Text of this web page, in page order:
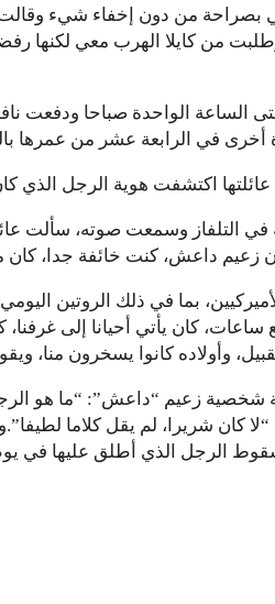
من دون إخفاء شيء وقالت
وطلبت من كايلا الهرب معي
الساعة الواحدة صباحا ودفعت
أخرى في الرابعة عشر من عمرها
اكتشفت هوية الرجل الذي
في التلفاز وسمعت صوته، سألت
كان زعيم داعش، كنت خائفة جدا،
بما في ذلك الروتين
كان يأتي أحيانا إلى غرفنا،
وأولاده كانوا يسخرون منا،
شخصية زعيم “داعش”: “ما هو
كان شريرا، لم يقل كلاما
الرجل الذي أطلق عليها في